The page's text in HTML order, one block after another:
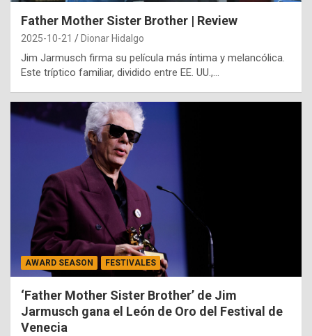
Father Mother Sister Brother | Review
2025-10-21 Dionar Hidalgo
Jim Jarmusch firma su película más íntima y melancólica.
Este tríptico familiar, dividido entre EE. UU.,…
AWARD SEASON FESTIVALES
‘Father Mother Sister Brother’ de Jim
Jarmusch gana el León de Oro del Festival de
Venecia